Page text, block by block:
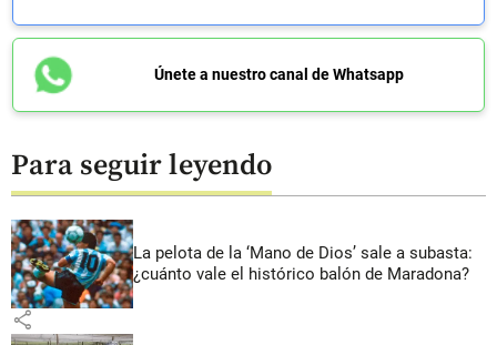
Únete a nuestro canal de Whatsapp
Para seguir leyendo
La pelota de la ‘Mano de Dios’ sale a subasta:
¿cuánto vale el histórico balón de Maradona?
share